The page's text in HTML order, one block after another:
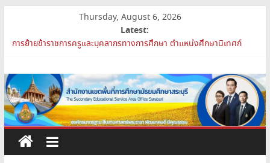
content
Thursday, August 6, 2026
Latest:
การย้ายข้าราชการครูและบุคลากรทางการศึกษา ตำแหน่งศึกษานิเทศก์
เปิดห้องเรียนและห้องปฏิบัติการแห่งอนาคต รร.สบว.
สพม.สบ เสริมศักยภาพผู้บริหาร PA Support Team สู่เส้นทางความ
ก้าวหน้าวิชาชีพ
สพม.สบ เข้าร่วมประชุมสัมมนา ผอ.สพท. ทั่วประเทศ ครั้งที่ 2/2569 “All
for Education”
สำนักงาน
เขต
พื้นที่